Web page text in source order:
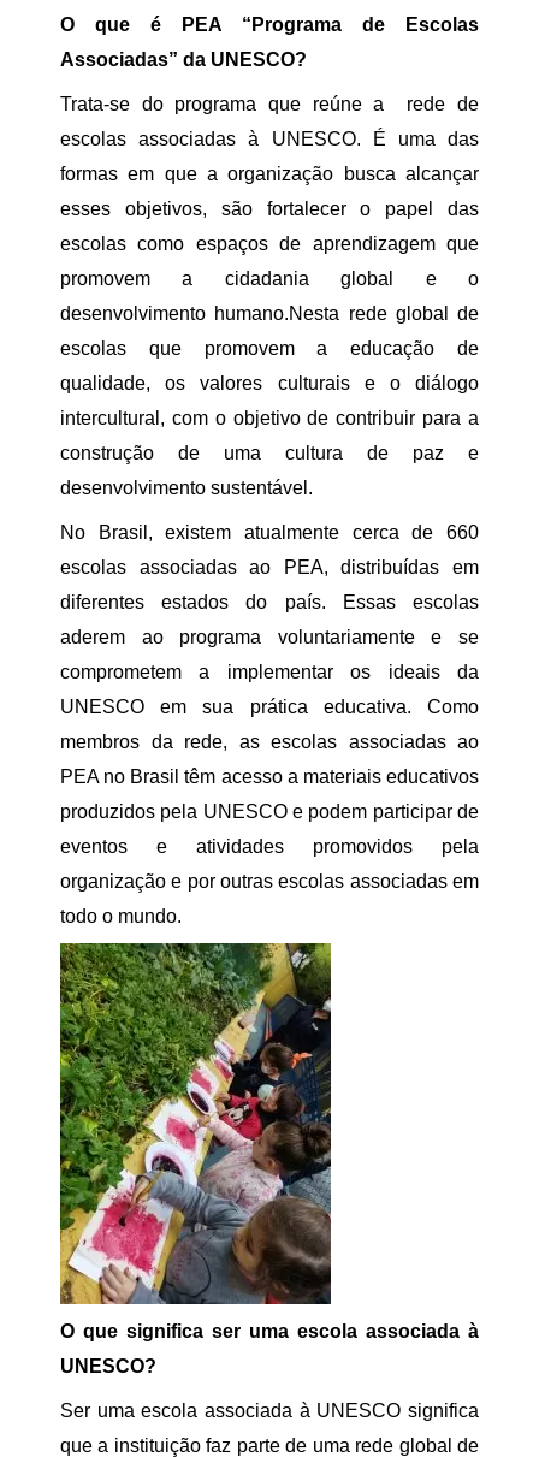
O que é PEA “Programa de Escolas
Associadas” da UNESCO?
Trata-se do programa que reúne a rede de
escolas associadas à UNESCO. É uma das
formas em que a organização busca alcançar
esses objetivos, são fortalecer o papel das
escolas como espaços de aprendizagem que
promovem a cidadania global e o
desenvolvimento humano.Nesta rede global de
escolas que promovem a educação de
qualidade, os valores culturais e o diálogo
intercultural, com o objetivo de contribuir para a
construção de uma cultura de paz e
desenvolvimento sustentável.
No Brasil, existem atualmente cerca de 660
escolas associadas ao PEA, distribuídas em
diferentes estados do país. Essas escolas
aderem ao programa voluntariamente e se
comprometem a implementar os ideais da
UNESCO em sua prática educativa. Como
membros da rede, as escolas associadas ao
PEA no Brasil têm acesso a materiais educativos
produzidos pela UNESCO e podem participar de
eventos e atividades promovidos pela
organização e por outras escolas associadas em
todo o mundo.
O que significa ser uma escola associada à
UNESCO?
Ser uma escola associada à UNESCO significa
que a instituição faz parte de uma rede global de